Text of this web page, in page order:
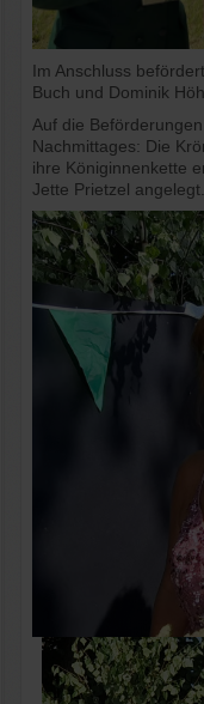
Im Anschluss
Buch und Dominik
Auf die
Nachmittages: Die
ihre Königinnenkette
Jette Prietzel angelegt.